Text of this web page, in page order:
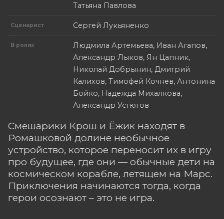
Татьяна Павлова
Сценарист Сергей Лукьяненко
В ролях
Людмила Артемьева, Иван Агапов,
Александр Лыков, Ян Цапник,
Николай Добрынин, Дмитрий
Калихов, Тимофей Кочнев, Антонина
Бойко, Надежда Михалкова,
Александр Устюгов
Смешарики Крош и Ёжик находят в
Ромашковой долине необычное
устройство, которое переносит их в игру
про будущее, где они — обычные дети на
космическом корабле, летящем на Марс.
Приключения начинаются тогда, когда
герои осознают – это не игра.